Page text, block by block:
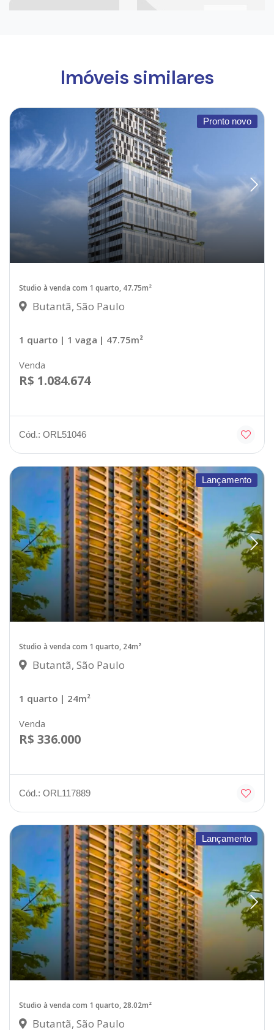
Imóveis similares
Pronto novo
Studio à venda com 1 quarto, 47.75m²
Butantã, São Paulo
1 quarto | 1 vaga | 47.75m²
Venda
R$ 1.084.674
Cód.: ORL51046
Lançamento
Studio à venda com 1 quarto, 24m²
Butantã, São Paulo
1 quarto | 24m²
Venda
R$ 336.000
Cód.: ORL117889
Lançamento
Studio à venda com 1 quarto, 28.02m²
Butantã, São Paulo